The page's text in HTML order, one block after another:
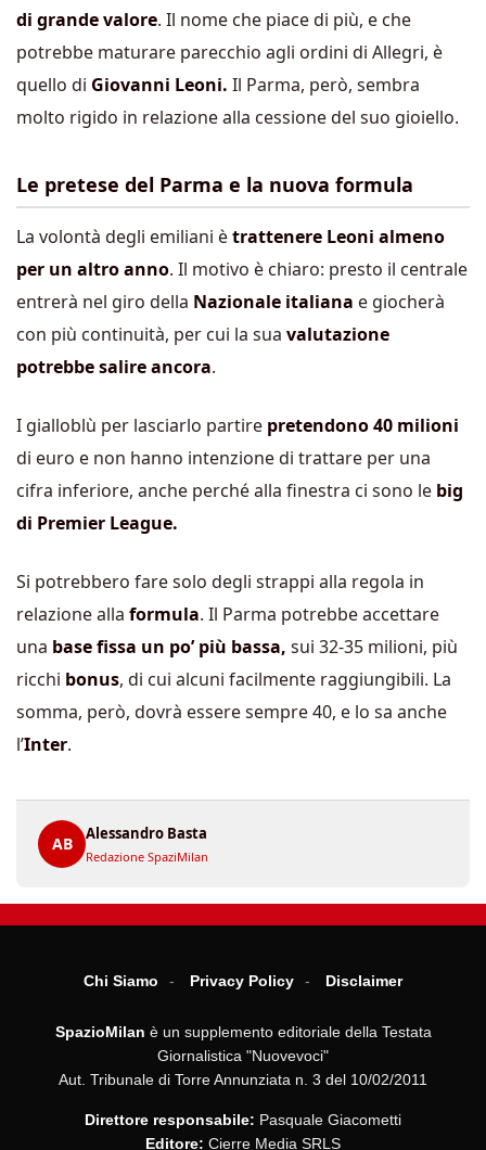
di grande valore. Il nome che piace di più, e che
potrebbe maturare parecchio agli ordini di Allegri, è
quello di Giovanni Leoni. Il Parma, però, sembra
molto rigido in relazione alla cessione del suo gioiello.
Le pretese del Parma e la nuova formula
La volontà degli emiliani ètrattenere Leoni almeno
per un altro anno. Il motivo è chiaro: presto il centrale
entrerà nel giro della Nazionale italiana e giocherà
con più continuità, per cui la sua valutazione
potrebbe salire ancora.
I gialloblù per lasciarlo partire pretendono 40 milioni
di euro e non hanno intenzione di trattare per una
cifra inferiore, anche perché alla finestra ci sono le big
di Premier League.
Si potrebbero fare solo degli strappi alla regola in
relazione alla formula. Il Parma potrebbe accettare
una base fissa un po’ più bassa, sui 32-35 milioni, più
ricchi bonus, di cui alcuni facilmente raggiungibili. La
somma, però, dovrà essere sempre 40, e lo sa anche
l’Inter.
AB
Alessandro Basta
Redazione SpaziMilan
Chi Siamo Privacy Policy Disclaimer
SpazioMilan è un supplemento editoriale della Testata
Giornalistica "Nuovevoci"
Aut. Tribunale di Torre Annunziata n. 3 del 10/02/2011
Direttore responsabile: Pasquale Giacometti
Editore: Cierre Media SRLS